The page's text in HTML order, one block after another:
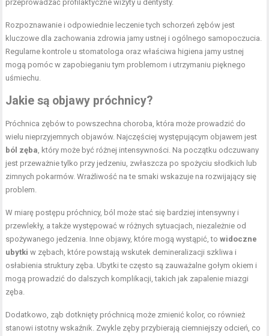
przeprowadzać profilaktyczne wizyty u dentysty.
Rozpoznawanie i odpowiednie leczenie tych schorzeń zębów jest
kluczowe dla zachowania zdrowia jamy ustnej i ogólnego samopoczucia.
Regularne kontrole u stomatologa oraz właściwa higiena jamy ustnej
mogą pomóc w zapobieganiu tym problemom i utrzymaniu pięknego
uśmiechu.
Jakie są objawy próchnicy?
Próchnica zębów to powszechna choroba, która może prowadzić do
wielu nieprzyjemnych objawów. Najczęściej występującym objawem jest
ból zęba, który może być różnej intensywności. Na początku odczuwany
jest przeważnie tylko przy jedzeniu, zwłaszcza po spożyciu słodkich lub
zimnych pokarmów. Wrażliwość na te smaki wskazuje na rozwijający się
problem.
W miarę postępu próchnicy, ból może stać się bardziej intensywny i
przewlekły, a także występować w różnych sytuacjach, niezależnie od
spożywanego jedzenia. Inne objawy, które mogą wystąpić, towidoczne
ubytki w zębach, które powstają wskutek demineralizacji szkliwa i
osłabienia struktury zęba. Ubytki te często są zauważalne gołym okiem i
mogą prowadzić do dalszych komplikacji, takich jak zapalenie miazgi
zęba.
Dodatkowo, ząb dotknięty próchnicą może zmienić kolor, co również
stanowi istotny wskaźnik. Zwykle zęby przybierają ciemniejszy odcień, co